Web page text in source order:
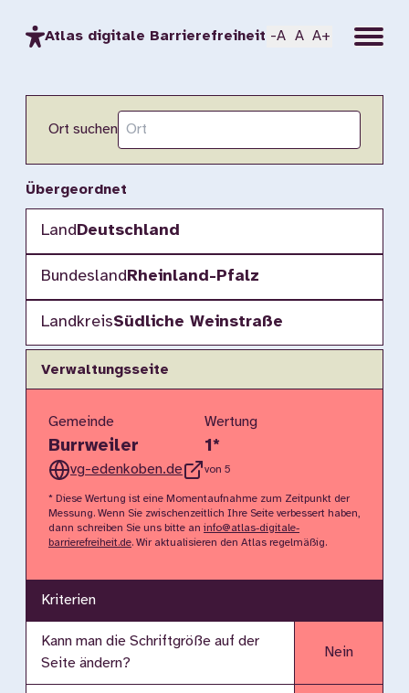
Atlas digitale Barrierefreiheit -A A A+ Menu
Ort suchen
Übergeordnet
LandDeutschland
BundeslandRheinland-Pfalz
LandkreisSüdliche Weinstraße
Verwaltungsseite
Gemeinde
Burrweiler
vg-edenkoben.de
Wertung
1*
von 5
* Diese Wertung ist eine Momentaufnahme zum Zeitpunkt der
Messung. Wenn Sie zwischenzeitlich Ihre Seite verbessert haben,
dann schreiben Sie uns bitte an info@atlas-digitale-
barrierefreiheit.de. Wir aktualisieren den Atlas regelmäßig.
Kriterien
Kann man die Schriftgröße auf der
Seite ändern?
Nein